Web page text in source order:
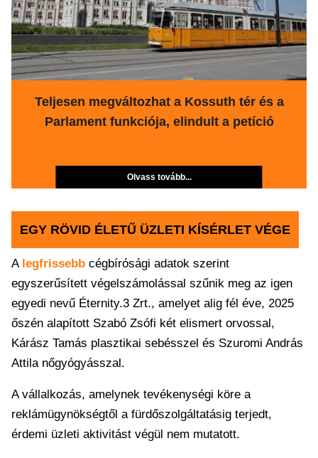
Teljesen megváltozhat a Kossuth tér és a
Parlament funkciója, elindult a petíció
Olvass tovább...
EGY RÖVID ÉLETŰ ÜZLETI KÍSÉRLET VÉGE
A legfrissebb cégbírósági adatok szerint
egyszerűsített végelszámolással szűnik meg az igen
egyedi nevű Éternity.3 Zrt., amelyet alig fél éve, 2025
őszén alapított Szabó Zsófi két elismert orvossal,
Kárász Tamás plasztikai sebésszel és Szuromi András
Attila nőgyógyásszal.
A vállalkozás, amelynek tevékenységi köre a
reklámügynökségtől a fürdőszolgáltatásig terjedt,
érdemi üzleti aktivitást végül nem mutatott.